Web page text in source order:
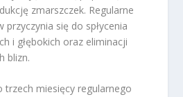
zmarszczek. Regularne
się do spłycenia
i głębokich oraz eliminacji
blizn.
trzech miesięcy regularnego